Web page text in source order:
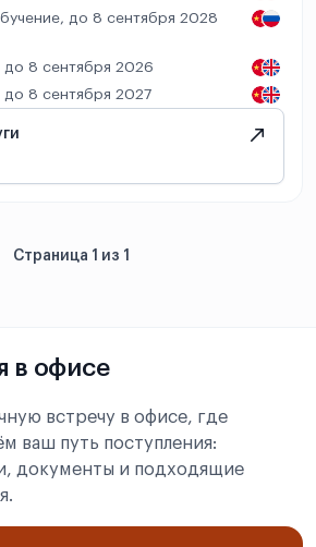
до 8 сентября 2028
до 8 сентября 2026
до 8 сентября 2027
Страница 1 из 1
в офисе
встречу в офисе, где
ваш путь поступления:
документы и подходящие